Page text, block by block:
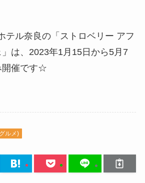
テル奈良の「ストロベリー アフ
は、2023年1月15日から5月7
開催です☆
ルメ)